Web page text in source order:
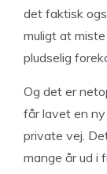
det faktisk
muligt at
pludselig
Og det er
får lavet en ny
private vej.
mange år ud i